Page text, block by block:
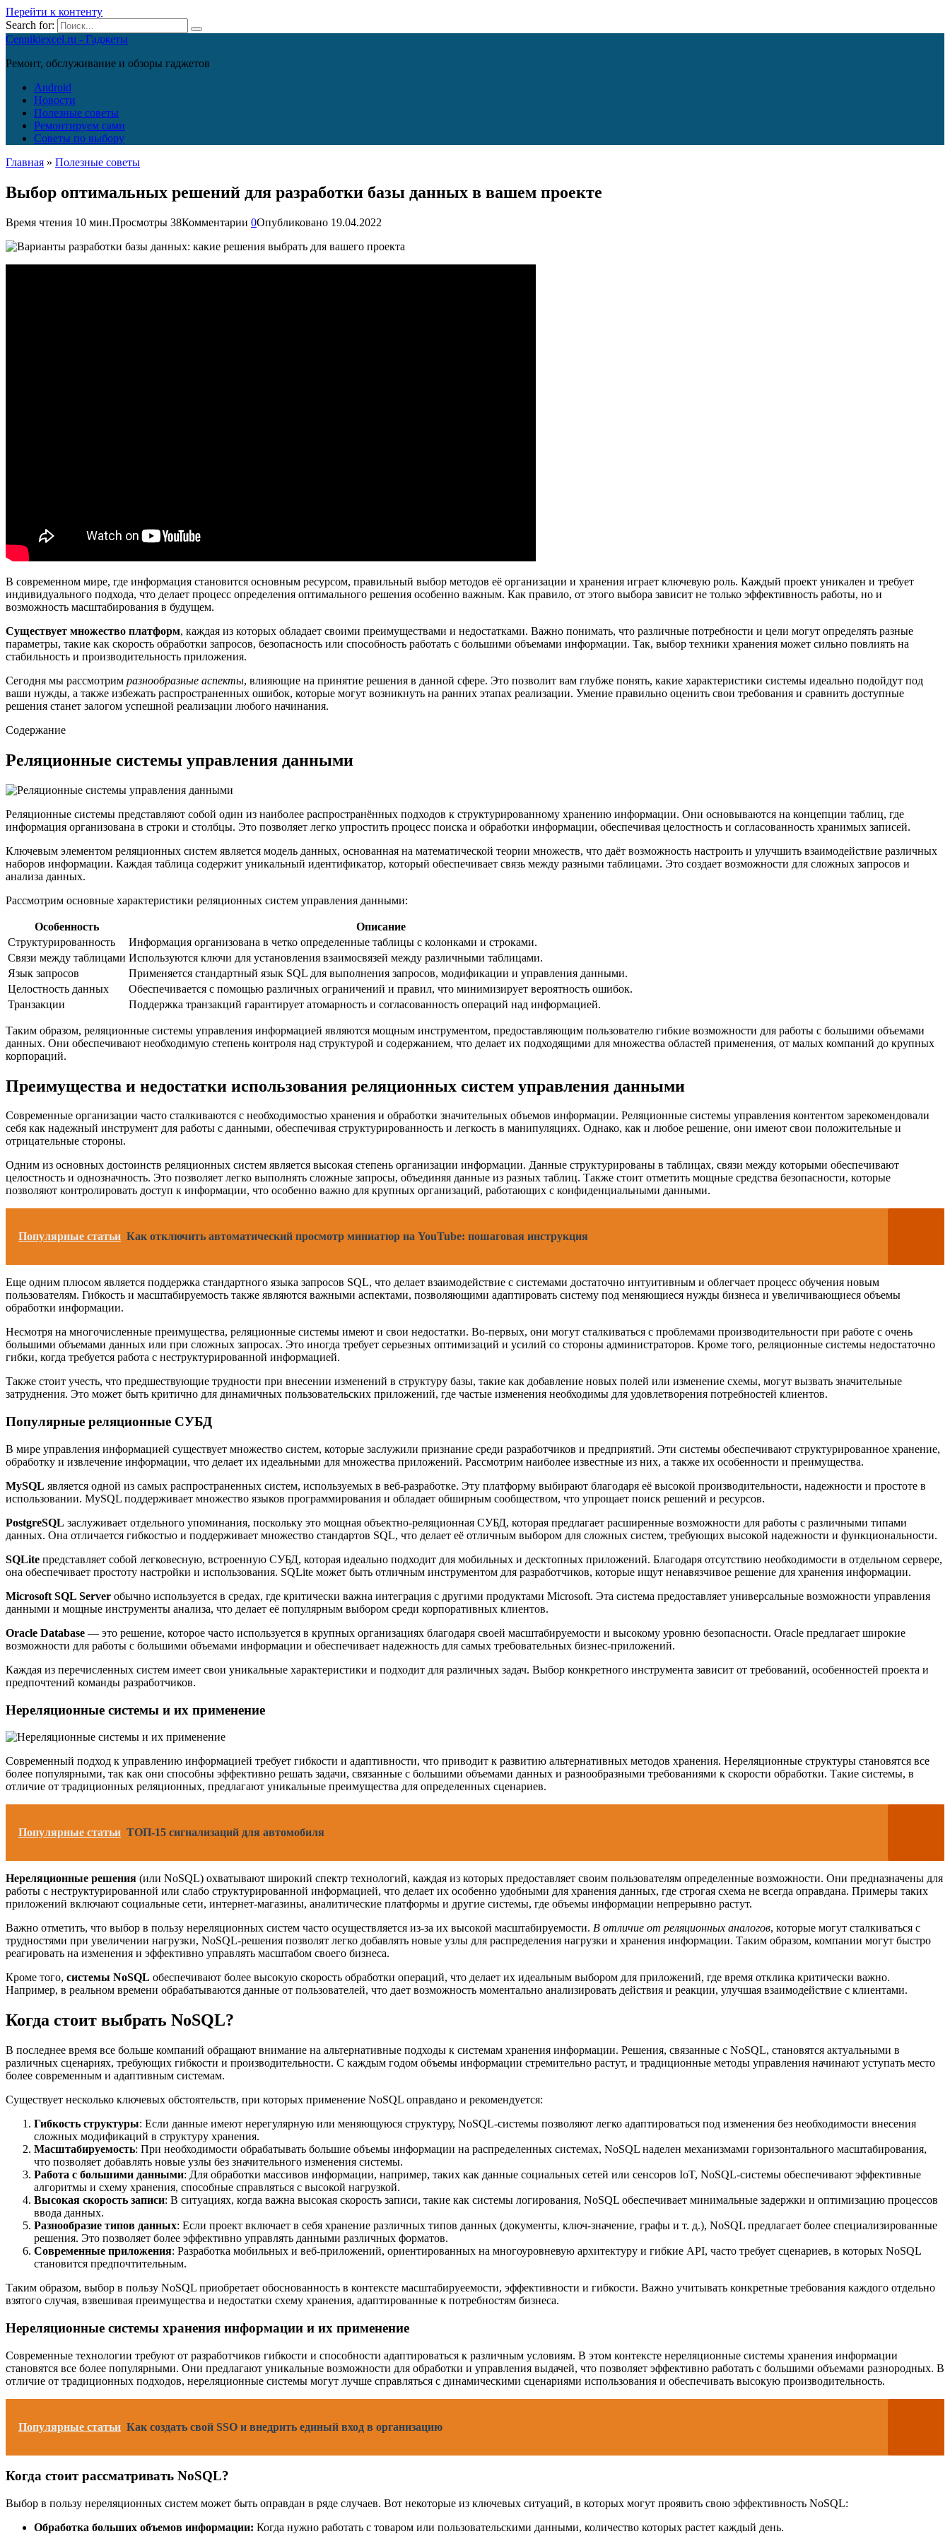
Перейти к контенту
Search for:
Cennikiexcel.ru - Гаджеты
Ремонт, обслуживание и обзоры гаджетов
Android
Новости
Полезные советы
Ремонтируем сами
Советы по выбору
Главная » Полезные советы
Выбор оптимальных решений для разработки базы данных в вашем проекте
Время чтения 10 мин.Просмотры 38Комментарии 0Опубликовано 19.04.2022
В современном мире, где информация становится основным ресурсом, правильный выбор методов её организации и хранения играет ключевую роль. Каждый проект уникален и требует
индивидуального подхода, что делает процесс определения оптимального решения особенно важным. Как правило, от этого выбора зависит не только эффективность работы, но и
возможность масштабирования в будущем.
Существует множество платформ, каждая из которых обладает своими преимуществами и недостатками. Важно понимать, что различные потребности и цели могут определять разные
параметры, такие как скорость обработки запросов, безопасность или способность работать с большими объемами информации. Так, выбор техники хранения может сильно повлиять на
стабильность и производительность приложения.
Сегодня мы рассмотрим разнообразные аспекты, влияющие на принятие решения в данной сфере. Это позволит вам глубже понять, какие характеристики системы идеально подойдут под
ваши нужды, а также избежать распространенных ошибок, которые могут возникнуть на ранних этапах реализации. Умение правильно оценить свои требования и сравнить доступные
решения станет залогом успешной реализации любого начинания.
Содержание
Реляционные системы управления данными
Реляционные системы представляют собой один из наиболее распространённых подходов к структурированному хранению информации. Они основываются на концепции таблиц, где
информация организована в строки и столбцы. Это позволяет легко упростить процесс поиска и обработки информации, обеспечивая целостность и согласованность хранимых записей.
Ключевым элементом реляционных систем является модель данных, основанная на математической теории множеств, что даёт возможность настроить и улучшить взаимодействие различных
наборов информации. Каждая таблица содержит уникальный идентификатор, который обеспечивает связь между разными таблицами. Это создает возможности для сложных запросов и
анализа данных.
Рассмотрим основные характеристики реляционных систем управления данными:
Особенность
Описание
Структурированность
Информация организована в четко определенные таблицы с колонками и строками.
Связи между таблицами Используются ключи для установления взаимосвязей между различными таблицами.
Язык запросов
Применяется стандартный язык SQL для выполнения запросов, модификации и управления данными.
Целостность данных
Обеспечивается с помощью различных ограничений и правил, что минимизирует вероятность ошибок.
Транзакции
Поддержка транзакций гарантирует атомарность и согласованность операций над информацией.
Таким образом, реляционные системы управления информацией являются мощным инструментом, предоставляющим пользователю гибкие возможности для работы с большими объемами
данных. Они обеспечивают необходимую степень контроля над структурой и содержанием, что делает их подходящими для множества областей применения, от малых компаний до крупных
корпораций.
Преимущества и недостатки использования реляционных систем управления данными
Современные организации часто сталкиваются с необходимостью хранения и обработки значительных объемов информации. Реляционные системы управления контентом зарекомендовали
себя как надежный инструмент для работы с данными, обеспечивая структурированность и легкость в манипуляциях. Однако, как и любое решение, они имеют свои положительные и
отрицательные стороны.
Одним из основных достоинств реляционных систем является высокая степень организации информации. Данные структурированы в таблицах, связи между которыми обеспечивают
целостность и однозначность. Это позволяет легко выполнять сложные запросы, объединяя данные из разных таблиц. Также стоит отметить мощные средства безопасности, которые
позволяют контролировать доступ к информации, что особенно важно для крупных организаций, работающих с конфиденциальными данными.
Популярные статьи Как отключить автоматический просмотр миниатюр на YouTube: пошаговая инструкция
Еще одним плюсом является поддержка стандартного языка запросов SQL, что делает взаимодействие с системами достаточно интуитивным и облегчает процесс обучения новым
пользователям. Гибкость и масштабируемость также являются важными аспектами, позволяющими адаптировать систему под меняющиеся нужды бизнеса и увеличивающиеся объемы
обработки информации.
Несмотря на многочисленные преимущества, реляционные системы имеют и свои недостатки. Во-первых, они могут сталкиваться с проблемами производительности при работе с очень
большими объемами данных или при сложных запросах. Это иногда требует серьезных оптимизаций и усилий со стороны администраторов. Кроме того, реляционные системы недостаточно
гибки, когда требуется работа с неструктурированной информацией.
Также стоит учесть, что предшествующие трудности при внесении изменений в структуру базы, такие как добавление новых полей или изменение схемы, могут вызвать значительные
затруднения. Это может быть критично для динамичных пользовательских приложений, где частые изменения необходимы для удовлетворения потребностей клиентов.
Популярные реляционные СУБД
В мире управления информацией существует множество систем, которые заслужили признание среди разработчиков и предприятий. Эти системы обеспечивают структурированное хранение,
обработку и извлечение информации, что делает их идеальными для множества приложений. Рассмотрим наиболее известные из них, а также их особенности и преимущества.
MySQL является одной из самых распространенных систем, используемых в веб-разработке. Эту платформу выбирают благодаря её высокой производительности, надежности и простоте в
использовании. MySQL поддерживает множество языков программирования и обладает обширным сообществом, что упрощает поиск решений и ресурсов.
PostgreSQL заслуживает отдельного упоминания, поскольку это мощная объектно-реляционная СУБД, которая предлагает расширенные возможности для работы с различными типами
данных. Она отличается гибкостью и поддерживает множество стандартов SQL, что делает её отличным выбором для сложных систем, требующих высокой надежности и функциональности.
SQLite представляет собой легковесную, встроенную СУБД, которая идеально подходит для мобильных и десктопных приложений. Благодаря отсутствию необходимости в отдельном сервере,
она обеспечивает простоту настройки и использования. SQLite может быть отличным инструментом для разработчиков, которые ищут ненавязчивое решение для хранения информации.
Microsoft SQL Server обычно используется в средах, где критически важна интеграция с другими продуктами Microsoft. Эта система предоставляет универсальные возможности управления
данными и мощные инструменты анализа, что делает её популярным выбором среди корпоративных клиентов.
Oracle Database — это решение, которое часто используется в крупных организациях благодаря своей масштабируемости и высокому уровню безопасности. Oracle предлагает широкие
возможности для работы с большими объемами информации и обеспечивает надежность для самых требовательных бизнес-приложений.
Каждая из перечисленных систем имеет свои уникальные характеристики и подходит для различных задач. Выбор конкретного инструмента зависит от требований, особенностей проекта и
предпочтений команды разработчиков.
Нереляционные системы и их применение
Современный подход к управлению информацией требует гибкости и адаптивности, что приводит к развитию альтернативных методов хранения. Нереляционные структуры становятся все
более популярными, так как они способны эффективно решать задачи, связанные с большими объемами данных и разнообразными требованиями к скорости обработки. Такие системы, в
отличие от традиционных реляционных, предлагают уникальные преимущества для определенных сценариев.
Популярные статьи ТОП-15 сигнализаций для автомобиля
Нереляционные решения (или NoSQL) охватывают широкий спектр технологий, каждая из которых предоставляет своим пользователям определенные возможности. Они предназначены для
работы с неструктурированной или слабо структурированной информацией, что делает их особенно удобными для хранения данных, где строгая схема не всегда оправдана. Примеры таких
приложений включают социальные сети, интернет-магазины, аналитические платформы и другие системы, где объемы информации непрерывно растут.
Важно отметить, что выбор в пользу нереляционных систем часто осуществляется из-за их высокой масштабируемости. В отличие от реляционных аналогов, которые могут сталкиваться с
трудностями при увеличении нагрузки, NoSQL-решения позволят легко добавлять новые узлы для распределения нагрузки и хранения информации. Таким образом, компании могут быстро
реагировать на изменения и эффективно управлять масштабом своего бизнеса.
Кроме того, системы NoSQL обеспечивают более высокую скорость обработки операций, что делает их идеальным выбором для приложений, где время отклика критически важно.
Например, в реальном времени обрабатываются данные от пользователей, что дает возможность моментально анализировать действия и реакции, улучшая взаимодействие с клиентами.
Когда стоит выбрать NoSQL?
В последнее время все больше компаний обращают внимание на альтернативные подходы к системам хранения информации. Решения, связанные с NoSQL, становятся актуальными в
различных сценариях, требующих гибкости и производительности. С каждым годом объемы информации стремительно растут, и традиционные методы управления начинают уступать место
более современным и адаптивным системам.
Существует несколько ключевых обстоятельств, при которых применение NoSQL оправдано и рекомендуется:
Гибкость структуры: Если данные имеют нерегулярную или меняющуюся структуру, NoSQL-системы позволяют легко адаптироваться под изменения без необходимости внесения
сложных модификаций в структуру хранения.
Масштабируемость: При необходимости обрабатывать большие объемы информации на распределенных системах, NoSQL наделен механизмами горизонтального масштабирования,
что позволяет добавлять новые узлы без значительного изменения системы.
Работа с большими данными: Для обработки массивов информации, например, таких как данные социальных сетей или сенсоров IoT, NoSQL-системы обеспечивают эффективные
алгоритмы и схему хранения, способные справляться с высокой нагрузкой.
Высокая скорость записи: В ситуациях, когда важна высокая скорость записи, такие как системы логирования, NoSQL обеспечивает минимальные задержки и оптимизацию процессов
ввода данных.
Разнообразие типов данных: Если проект включает в себя хранение различных типов данных (документы, ключ-значение, графы и т. д.), NoSQL предлагает более специализированные
решения. Это позволяет более эффективно управлять данными различных форматов.
Современные приложения: Разработка мобильных и веб-приложений, ориентированных на многоуровневую архитектуру и гибкие API, часто требует сценариев, в которых NoSQL
становится предпочтительным.
Таким образом, выбор в пользу NoSQL приобретает обоснованность в контексте масштабируеемости, эффективности и гибкости. Важно учитывать конкретные требования каждого отдельно
взятого случая, взвешивая преимущества и недостатки схему хранения, адаптированные к потребностям бизнеса.
Нереляционные системы хранения информации и их применение
Современные технологии требуют от разработчиков гибкости и способности адаптироваться к различным условиям. В этом контексте нереляционные системы хранения информации
становятся все более популярными. Они предлагают уникальные возможности для обработки и управления выдачей, что позволяет эффективно работать с большими объемами разнородных. В
отличие от традиционных подходов, нереляционные системы могут лучше справляться с динамическими сценариями использования и обеспечивать высокую производительность.
Популярные статьи Как создать свой SSO и внедрить единый вход в организацию
Когда стоит рассматривать NoSQL?
Выбор в пользу нереляционных систем может быть оправдан в ряде случаев. Вот некоторые из ключевых ситуаций, в которых могут проявить свою эффективность NoSQL:
Обработка больших объемов информации: Когда нужно работать с товаром или пользовательскими данными, количество которых растет каждый день.